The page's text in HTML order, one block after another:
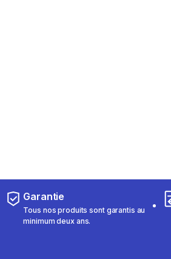
Garantie
Tous nos produits sont garantis au
minimum deux ans.